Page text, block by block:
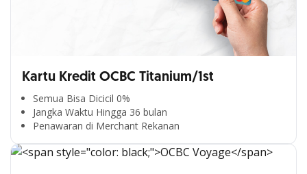
Kartu Kredit OCBC Titanium/1st
Semua Bisa Dicicil 0%
Jangka Waktu Hingga 36 bulan
Penawaran di Merchant Rekanan